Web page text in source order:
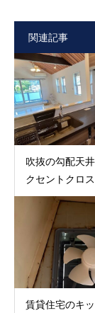
関連記事
吹抜の勾配天
クセントクロス
賃貸住宅のキ